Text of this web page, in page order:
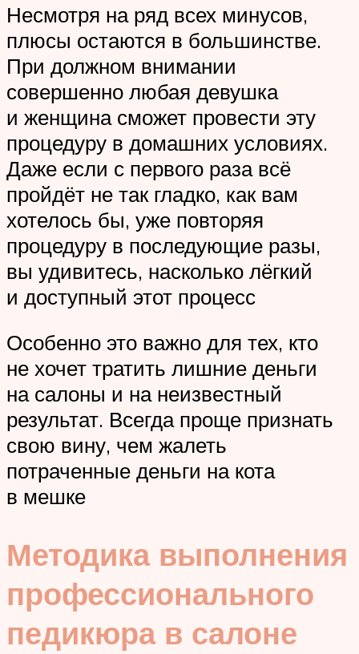
Несмотря на ряд всех минусов,
плюсы остаются в большинстве.
При должном внимании
совершенно любая девушка
и женщина сможет провести эту
процедуру в домашних условиях.
Даже если с первого раза всё
пройдёт не так гладко, как вам
хотелось бы, уже повторяя
процедуру в последующие разы,
вы удивитесь, насколько лёгкий
и доступный этот процесс
Особенно это важно для тех, кто
не хочет тратить лишние деньги
на салоны и на неизвестный
результат. Всегда проще признать
свою вину, чем жалеть
потраченные деньги на кота
в мешке
Методика выполнения
профессионального
педикюра в салоне